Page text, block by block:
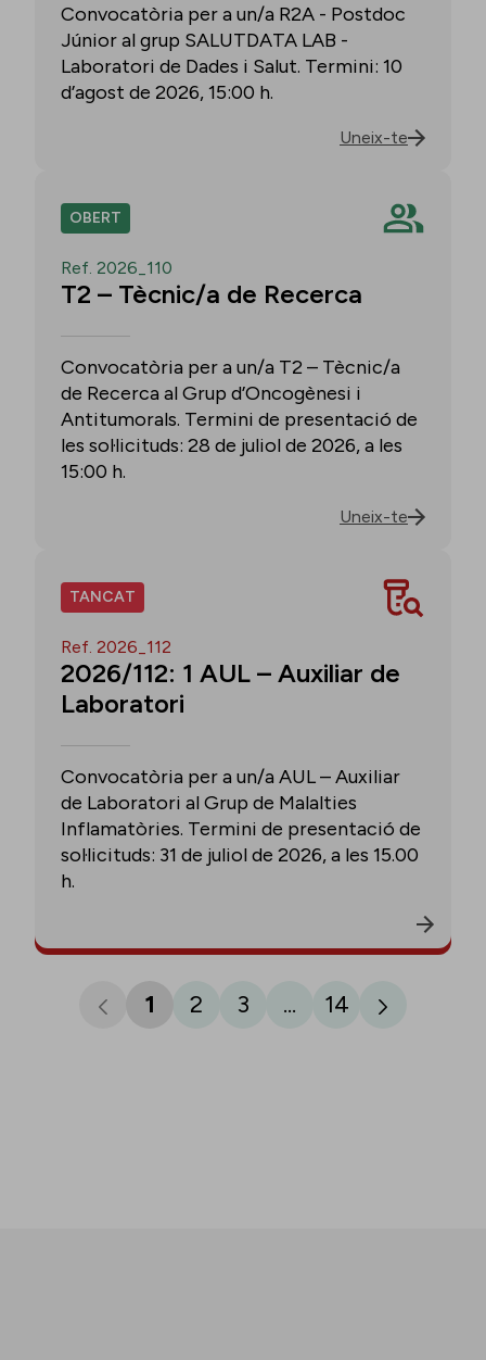
Convocatòria per a un/a R2A - Postdoc
Júnior al grup SALUTDATA LAB -
Laboratori de Dades i Salut. Termini: 10
d’agost de 2026, 15:00 h.
Uneix-te
OBERT
Ref. 2026_110
T2 – Tècnic/a de Recerca
Convocatòria per a un/a T2 – Tècnic/a
de Recerca al Grup d’Oncogènesi i
Antitumorals. Termini de presentació de
les sol·licituds: 28 de juliol de 2026, a les
15:00 h.
Uneix-te
TANCAT
Ref. 2026_112
2026/112: 1 AUL – Auxiliar de
Laboratori
Convocatòria per a un/a AUL – Auxiliar
de Laboratori al Grup de Malalties
Inflamatòries. Termini de presentació de
sol·licituds: 31 de juliol de 2026, a les 15.00
h.
1 2 3 ... 14